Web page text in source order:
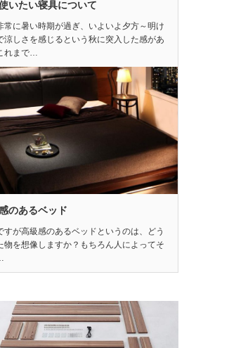
いたい寝具について
常に暑い時期が過ぎ、いよいよ夕方～明け
涼しさを感じるという秋に突入した感があ
れまで…
のあるベッド
すが高級感のあるベッドというのは、どう
物を想像しますか？もちろん人によってそ